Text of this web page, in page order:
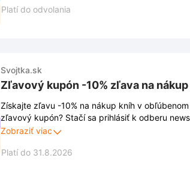
Platí do odvolania
Svojtka.sk
Zľavový kupón -10% zľava na
Získajte zľavu -10% na nákup kníh v
zľavový kupón? Stačí sa prihlásiť k odberu
stránke. Vďaka registrácii vám neuniknú žiadne
Zobraziť viac
Platí do 31.8.2026